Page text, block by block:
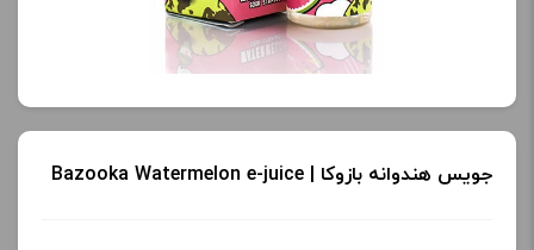
جویس هندوانه بازوکا | Bazooka Watermelon e-juice